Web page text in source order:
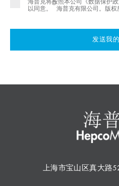
以同意。
©
海普克有限公司。版权
发送我
上海市宝山区真大路